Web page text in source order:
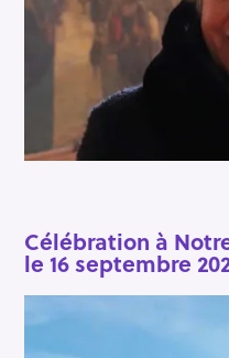
Célébration à
le 16 septembre